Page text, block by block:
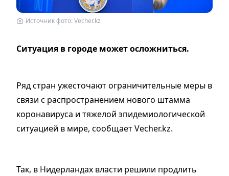
Источник фото: Vecher.kz
Ситуация в городе может осложниться.
Ряд стран ужесточают ограничительные меры в
связи с распространением нового штамма
коронавируса и тяжелой эпидемиологической
ситуацией в мире, сообщает Vecher.kz.
Так, в Нидерландах власти решили продлить